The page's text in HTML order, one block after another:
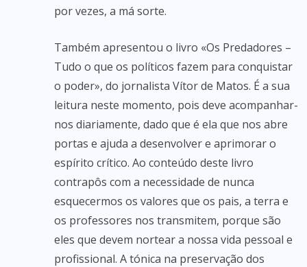
por vezes, a má sorte.
Também apresentou o livro «Os Predadores –
Tudo o que os políticos fazem para conquistar
o poder», do jornalista Vítor de Matos. É a sua
leitura neste momento, pois deve acompanhar-
nos diariamente, dado que é ela que nos abre
portas e ajuda a desenvolver e aprimorar o
espírito crítico. Ao conteúdo deste livro
contrapôs com a necessidade de nunca
esquecermos os valores que os pais, a terra e
os professores nos transmitem, porque são
eles que devem nortear a nossa vida pessoal e
profissional. A tónica na preservação dos